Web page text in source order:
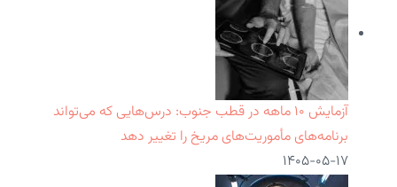
آزمایش ۱۰ ماهه در قطب جنوب: درس‌هایی که می‌تواند
برنامه‌های مأموریت‌های مریخ را تغییر دهد
۱۴۰۵-۰۵-۱۷